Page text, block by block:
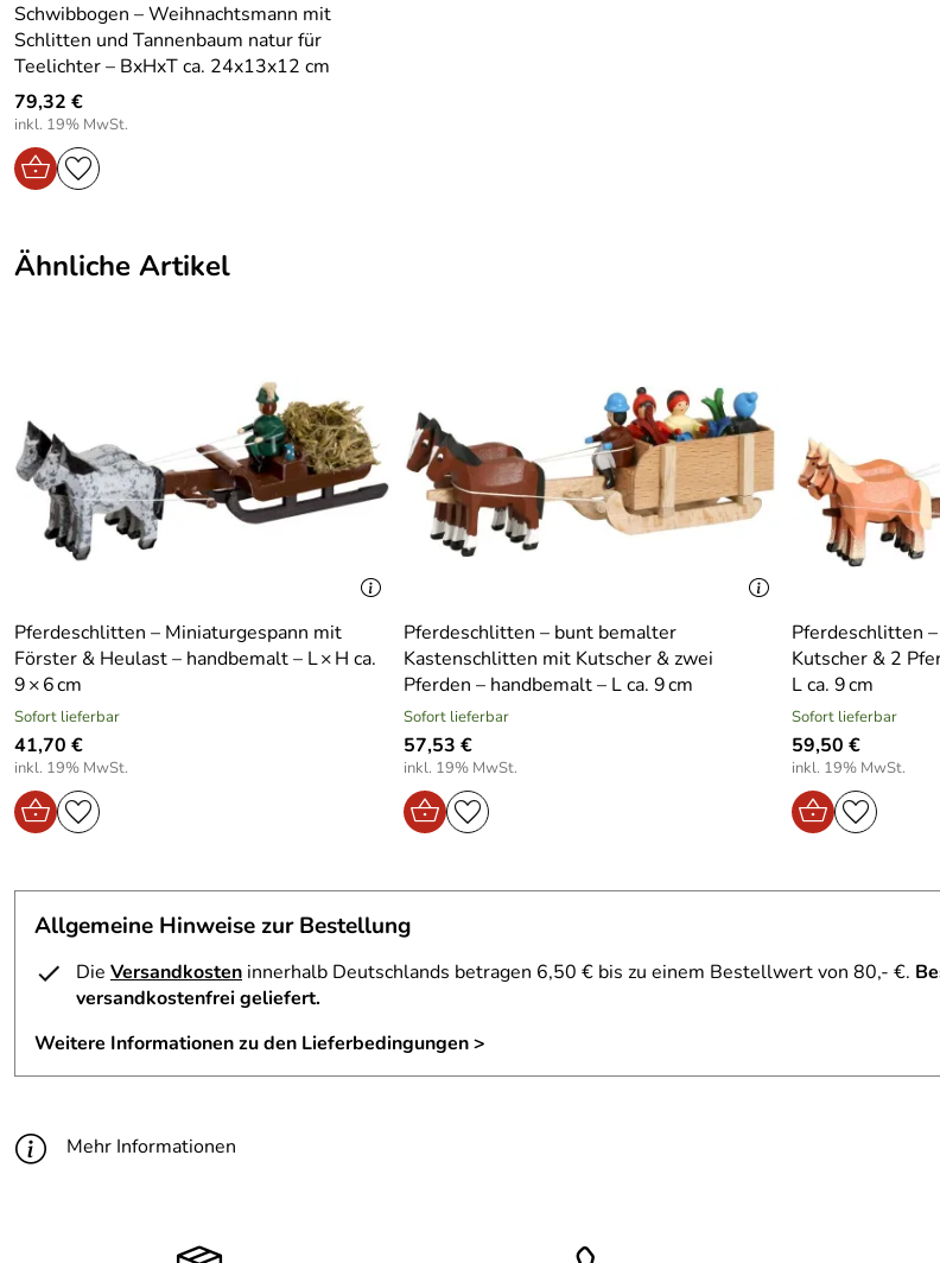
Motiv:
Pferdeschlitten mit Weihnachtsmann
Design:
Bereich:
Schwibbogen – Weihnachtsmann mit
Schlitten und Tannenbaum natur für
Teelichter – BxHxT ca. 24x13x12 cm
79,32 €
inkl. 19% MwSt.
Ähnliche Artikel
Pferdeschlitten – Miniaturgespann mit
Förster & Heulast – handbemalt – L × H ca.
9 × 6 cm
Sofort lieferbar
41,70 €
inkl. 19% MwSt.
Pferdeschlitten – bunt bemalter
Kastenschlitten mit Kutscher & zwei
Pferden – handbemalt – L ca. 9 cm
Sofort lieferbar
57,53 €
inkl. 19% MwSt.
Pferdeschlitten
Kutscher & 2
L ca. 9 cm
Sofort lieferbar
59,50 €
inkl. 19% MwSt.
Allgemeine Hinweise zur Bestellung
Die Versandkosten innerhalb Deutschlands betragen 6,50 € bis zu einem Bestellwert von 80,- €.
versandkostenfrei geliefert.
Weitere Informationen zu den Lieferbedingungen >
Mehr Informationen